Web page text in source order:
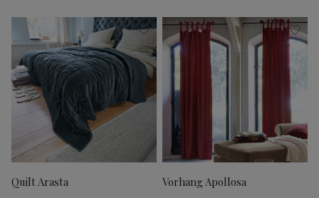
Quilt Arasta Vorhang Apollosa